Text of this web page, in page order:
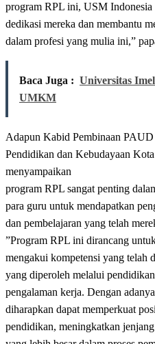
program RPL ini, USM Indonesia
dedikasi mereka dan membantu
dalam profesi yang mulia ini,”
Baca Juga : Universitas
UMKM
Adapun Kabid Pembinaan
Pendidikan dan Kebudayaan
menyampaikan
program RPL sangat penting
para guru untuk mendapatkan
dan pembelajaran yang telah
”Program RPL ini dirancang
mengakui kompetensi yang
yang diperoleh melalui
pengalaman kerja. Dengan
diharapkan dapat memperkuat
pendidikan, meningkatkan